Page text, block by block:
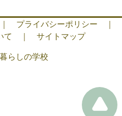
｜ プライバシーポリシー
｜
て
｜
サイトマップ
らしの学校